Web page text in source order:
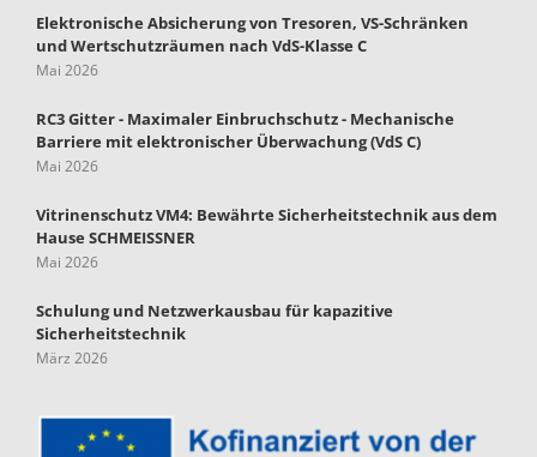
Elektronische Absicherung von Tresoren, VS-Schränken
und Wertschutzräumen nach VdS-Klasse C
Mai 2026
RC3 Gitter - Maximaler Einbruchschutz - Mechanische
Barriere mit elektronischer Überwachung (VdS C)
Mai 2026
Vitrinenschutz VM4: Bewährte Sicherheitstechnik aus dem
Hause SCHMEISSNER
Mai 2026
Schulung und Netzwerkausbau für kapazitive
Sicherheitstechnik
März 2026